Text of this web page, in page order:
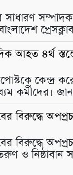
সাধারণ
আহত ৪র্থ
কেন্দ্র
বিরুদ্ধে
বিরুদ্ধে
নিষ্ঠাবান